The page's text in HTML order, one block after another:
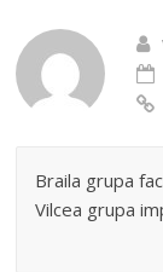
Braila grupa
Vilcea grupa